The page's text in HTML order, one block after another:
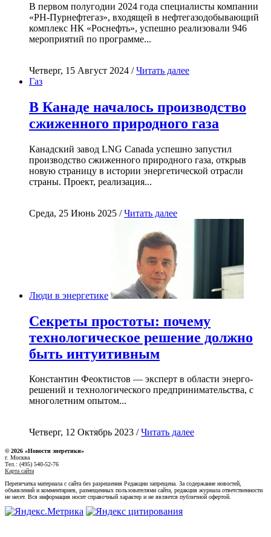
В первом полугодии 2024 года специалисты компании
«РН-Пурнефтегаз», входящей в нефтегазодобывающий
комплекс НК «Роснефть», успешно реализовали 946
мероприятий по программе...
Четверг, 15 Август 2024 /Читать далее
Газ
В Канаде началось производство
сжиженного природного газа
Канадский завод LNG Canada успешно запустил
производство сжиженного природного газа, открыв
новую страницу в истории энергетической отрасли
страны. Проект, реализация...
Среда, 25 Июнь 2025 /Читать далее
Люди в энергетике
Секреты простоты: почему
технологическое решение должно
быть интуитивным
Константин Феоктистов — эксперт в области энерго-
решений и технологического предпринимательства, с
многолетним опытом...
Четверг, 12 Октябрь 2023 /Читать далее
© 2026 «Новости энеретики»
г. Москва
Тел.: (495) 540-52-76
Карта сайта
Перепечатка материала с сайта без разрешения Редакции запрещена. За содержание новостей,
объявлений и комментариев, размещенных пользователями сайта, редакция журнала ответственности
не несет. Вся информация носит справочный характер и не является публичной офертой.